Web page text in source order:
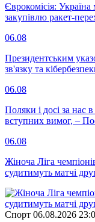
Єврокомісія:
закупівлю ракет-
06.08
Президентським
зв'язку та
06.08
Поляки і досі за нас
вступних вимог, –
06.08
Жіноча Ліга
судитимуть матчі
Спорт 06.08.2026